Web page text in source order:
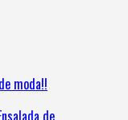
moda!!